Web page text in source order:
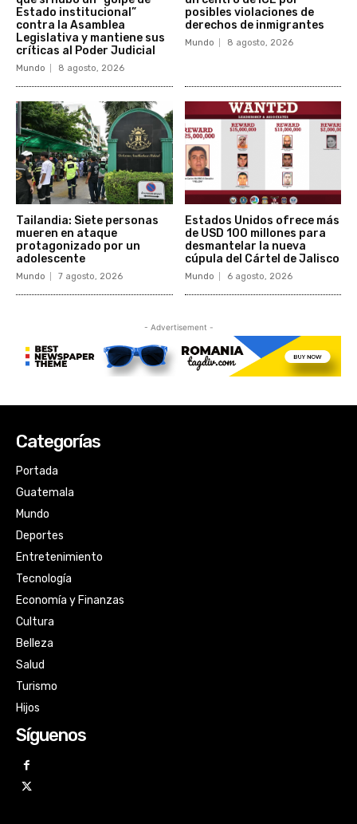
Categorías
Portada
Guatemala
Mundo
Deportes
Entretenimiento
Tecnología
Economía y Finanzas
Cultura
Belleza
Salud
Turismo
Hijos
Síguenos